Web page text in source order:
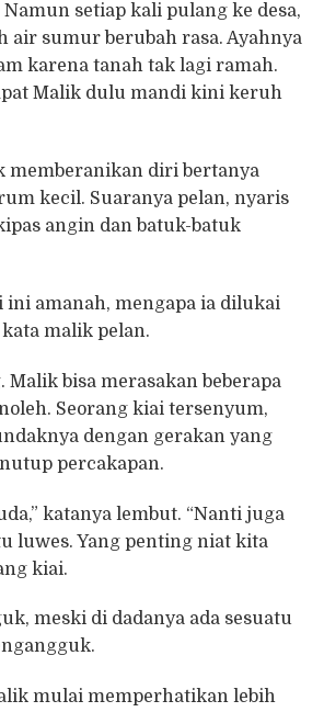
setiap kali pulang ke desa,
air sumur berubah rasa. Ayahnya
karena tanah tak lagi ramah.
Malik dulu mandi kini keruh
memberanikan diri bertanya
kecil. Suaranya pelan, nyaris
angin dan batuk-batuk
ini amanah, mengapa ia dilukai
kata malik pelan.
Malik bisa merasakan beberapa
Seorang kiai tersenyum,
dengan gerakan yang
percakapan.
katanya lembut. “Nanti juga
luwes. Yang penting niat kita
kiai.
meski di dadanya ada sesuatu
mulai memperhatikan lebih